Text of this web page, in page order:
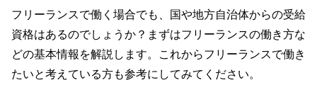
フリーランスで働く場合でも、国や地方自治体からの受給
資格はあるのでしょうか？まずはフリーランスの働き方な
どの基本情報を解説します。これからフリーランスで働き
たいと考えている方も参考にしてみてください。